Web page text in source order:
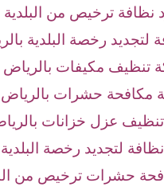
نظافة ترخيص من البلدية
لتجديد رخصة البلدية
تنظيف مكيفات بالرياض
مكافحة حشرات بالرياض
عزل خزانات
لتجديد رخصة البلدية
حشرات ترخيص من